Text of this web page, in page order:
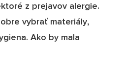
z prejavov alergie.
vybrať materiály,
Ako by mala